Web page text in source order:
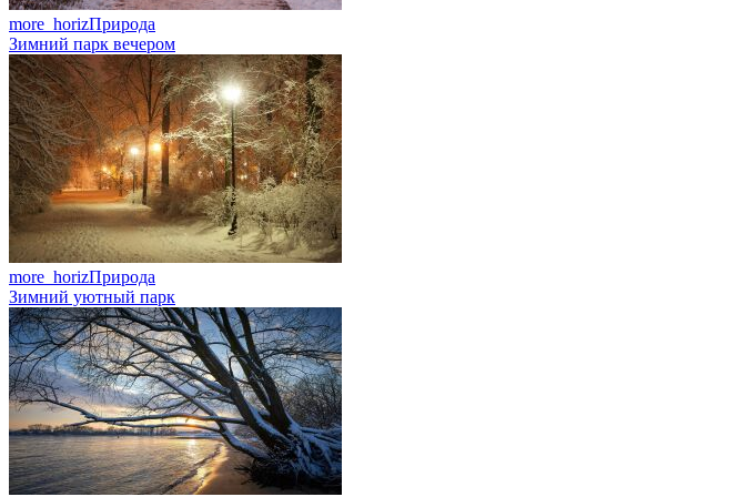
more_horizПрирода
Зимний парк вечером
more_horizПрирода
Зимний уютный парк